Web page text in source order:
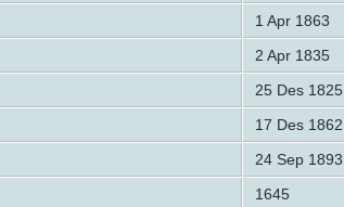
1 Apr 1863
2 Apr 1835
25 Des 1825
17 Des 1862
24 Sep 1893
1645